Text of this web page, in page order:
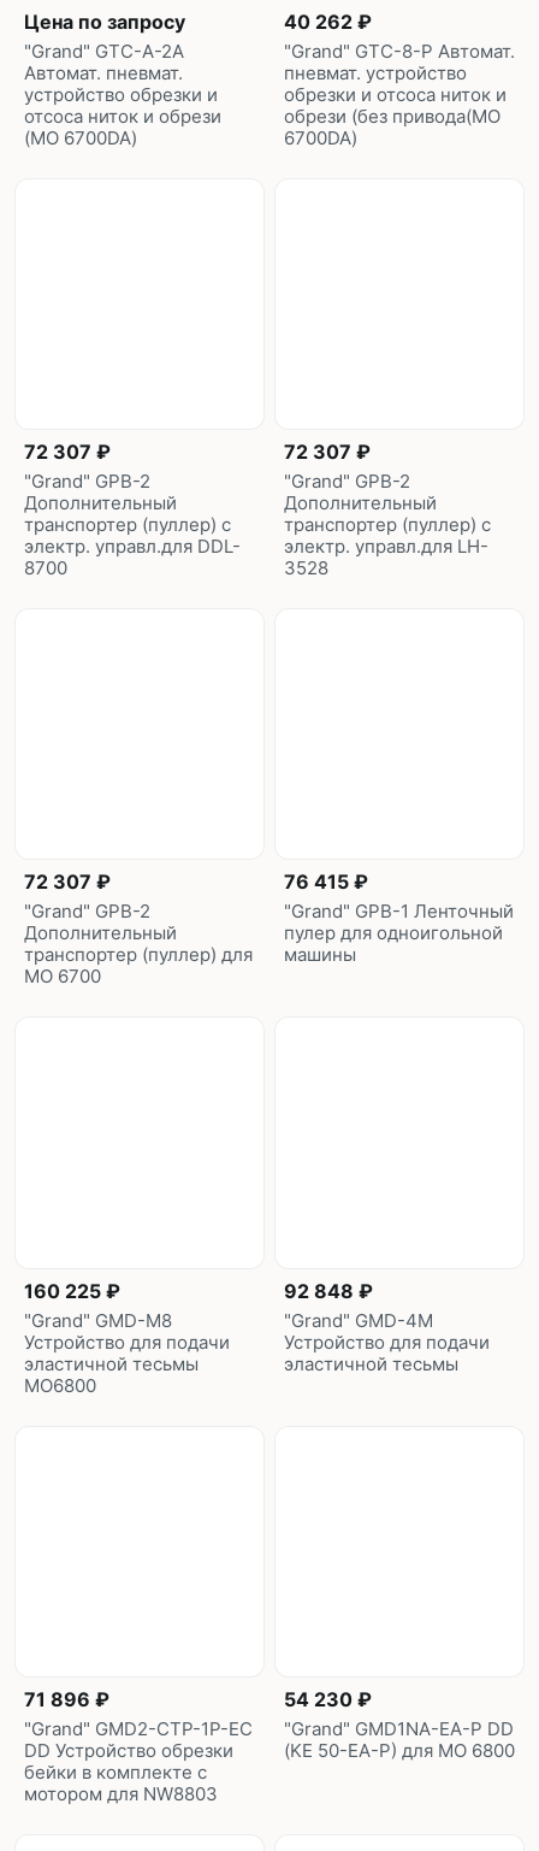
Цена по запросу
"Grand" GTC-A-2A
Автомат. пневмат.
устройство обрезки и
отсоса ниток и обрези
(MO 6700DA)
40 262 ₽
"Grand" GTC-8-P Автомат.
пневмат. устройство
обрезки и отсоса ниток и
обрези (без привода(MO
6700DA)
72 307 ₽
"Grand" GPB-2
Дополнительный
транспортер (пуллер) с
электр. управл.для DDL-
8700
72 307 ₽
"Grand" GPB-2
Дополнительный
транспортер (пуллер) с
электр. управл.для LH-
3528
72 307 ₽
"Grand" GPB-2
Дополнительный
транспортер (пуллер) для
MO 6700
76 415 ₽
"Grand" GPB-1 Ленточный
пулер для одноигольной
машины
160 225 ₽
"Grand" GMD-M8
Устройство для подачи
эластичной тесьмы
MO6800
92 848 ₽
"Grand" GMD-4M
Устройство для подачи
эластичной тесьмы
71 896 ₽
"Grand" GMD2-CTP-1P-EC
DD Устройство обрезки
бейки в комплекте с
мотором для NW8803
54 230 ₽
"Grand" GMD1NA-EA-P DD
(KE 50-EA-P) для МО 6800